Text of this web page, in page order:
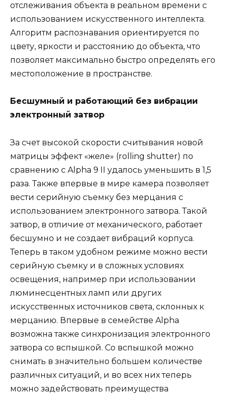
отслеживания объекта в реальном времени с
использованием искусственного интеллекта.
Алгоритм распознавания ориентируется по
цвету, яркости и расстоянию до объекта, что
позволяет максимально быстро определять его
местоположение в пространстве.
Бесшумный и работающий без вибрации
электронный затвор
За счет высокой скорости считывания новой
матрицы эффект «желе» (rolling shutter) по
сравнению с Alpha 9 II удалось уменьшить в 1,5
раза. Также впервые в мире камера позволяет
вести серийную съемку без мерцания с
использованием электронного затвора. Такой
затвор, в отличие от механического, работает
бесшумно и не создает вибраций корпуса.
Теперь в таком удобном режиме можно вести
серийную съемку и в сложных условиях
освещения, например при использовании
люминесцентных ламп или других
искусственных источников света, склонных к
мерцанию. Впервые в семействе Alpha
возможна также синхронизация электронного
затвора со вспышкой. Со вспышкой можно
снимать в значительно большем количестве
различных ситуаций, и во всех них теперь
можно задействовать преимущества